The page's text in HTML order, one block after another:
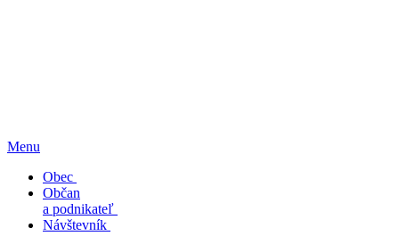
Menu
Obec
Občan
a podnikateľ
Návštevník